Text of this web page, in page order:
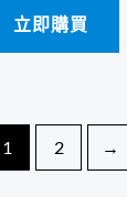
立即購買
1 2 →